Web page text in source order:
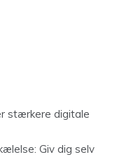
stærkere digitale
Giv dig selv